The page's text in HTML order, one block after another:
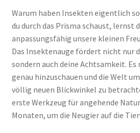
Warum haben Insekten eigentlich
du durch das Prisma schaust, lernst
anpassungsfähig unsere kleinen
Das Insektenauge fördert nicht nur
sondern auch deine Achtsamkeit. Es
genau hinzuschauen und die Welt
völlig neuen Blickwinkel zu
erste Werkzeug für angehende
Monaten, um die Neugier auf die